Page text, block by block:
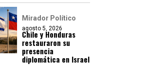
Mirador Político
agosto 5, 2026
Chile y Honduras
restauraron su
presencia
diplomática en Israel